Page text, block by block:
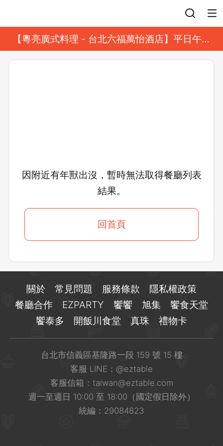
【粵亮廣式料理 - 台北六福萬怡酒店】平日午餐
8 折起｜靓港點套餐
因附近有年獸出沒，暫時無法取得餐廳列表
結果。
回首頁
登出
關於 常見問題 服務條款
隱私權政策
餐廳合作
EZPARTY 饗饗 旭集
饗食天堂
饗泰多
開飯川食堂 真珠 禮物卡
台北市信義區基隆路一段 159 號 15 樓
客服 LINE： @eztable
客服信箱： taiwan@eztable.com
週一至週日 10:00 至 18:00（國定假日除外）
統編：29084823